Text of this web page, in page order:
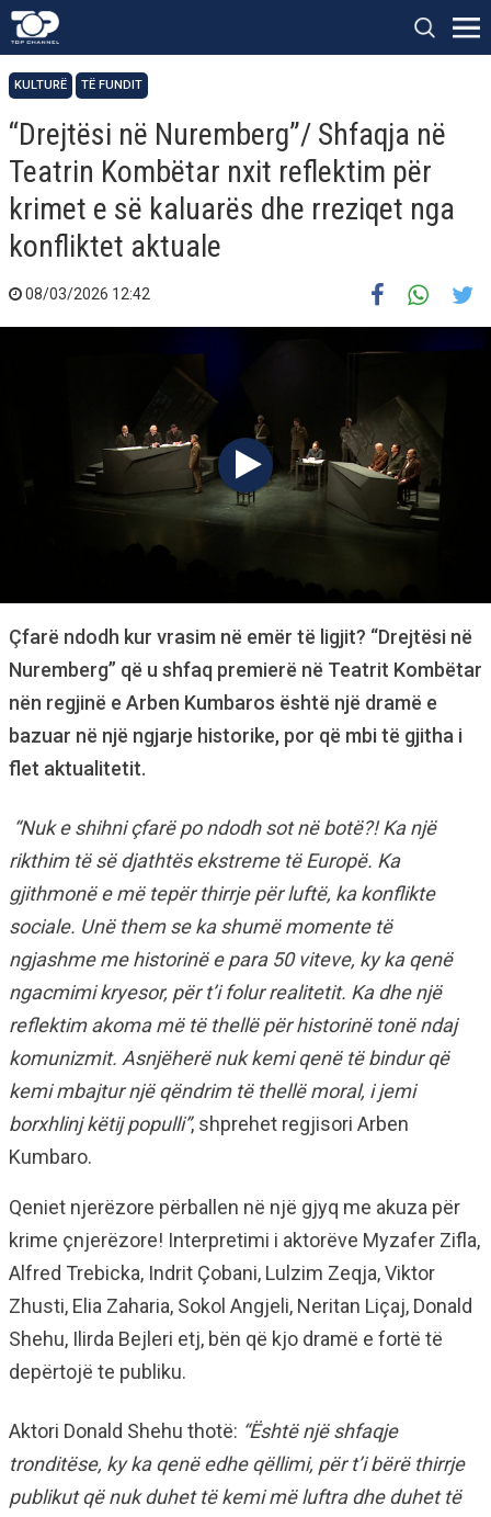
KULTURË TË FUNDIT
“Drejtësi në Nuremberg”/ Shfaqja në
Teatrin Kombëtar nxit reflektim për
krimet e së kaluarës dhe rreziqet nga
konfliktet aktuale
08/03/2026 12:42
Çfarë ndodh kur vrasim në emër të ligjit? “Drejtësi në
Nuremberg” që u shfaq premierë në Teatrit Kombëtar
nën regjinë e Arben Kumbaros është një dramë e
bazuar në një ngjarje historike, por që mbi të gjitha i
flet aktualitetit.
“Nuk e shihni çfarë po ndodh sot në botë?! Ka një
rikthim të së djathtës ekstreme të Europë. Ka
gjithmonë e më tepër thirrje për luftë, ka konflikte
sociale. Unë them se ka shumë momente të
ngjashme me historinë e para 50 viteve, ky ka qenë
ngacmimi kryesor, për t’i folur realitetit. Ka dhe një
reflektim akoma më të thellë për historinë tonë ndaj
komunizmit. Asnjëherë nuk kemi qenë të bindur që
kemi mbajtur një qëndrim të thellë moral, i jemi
borxhlinj këtij populli”, shprehet regjisori Arben
Kumbaro.
Qeniet njerëzore përballen në një gjyq me akuza për
krime çnjerëzore! Interpretimi i aktorëve Myzafer Zifla,
Alfred Trebicka, Indrit Çobani, Lulzim Zeqja, Viktor
Zhusti, Elia Zaharia, Sokol Angjeli, Neritan Liçaj, Donald
Shehu, Ilirda Bejleri etj, bën që kjo dramë e fortë të
depërtojë te publiku.
Aktori Donald Shehu thotë: “Është një shfaqje
tronditëse, ky ka qenë edhe qëllimi, për t’i bërë thirrje
publikut që nuk duhet të kemi më luftra dhe duhet të